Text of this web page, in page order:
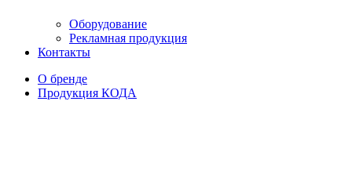
Оборудование
Рекламная продукция
Контакты
О бренде
Продукция КОДА